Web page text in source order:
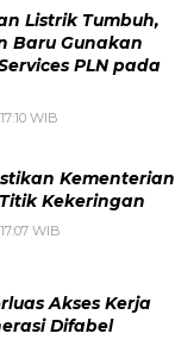
Listrik Tumbuh,
Baru Gunakan
PLN pada
WIB
Kementerian
Kekeringan
WIB
Akses Kerja
Difabel